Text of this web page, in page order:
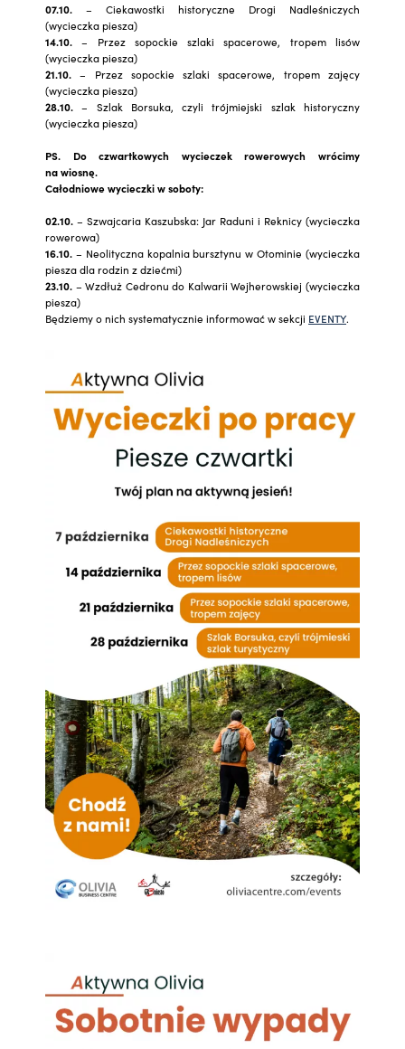
07.10. – Ciekawostki historyczne Drogi Nadleśniczych
(wycieczka piesza)
14.10.– Przez sopockie szlaki spacerowe, tropem lisów
(wycieczka piesza)
21.10.– Przez sopockie szlaki spacerowe, tropem zajęcy
(wycieczka piesza)
28.10.– Szlak Borsuka, czyli trójmiejski szlak historyczny
(wycieczka piesza)
PS. Do czwartkowych wycieczek rowerowych wrócimy
na wiosnę.
Całodniowe wycieczki w soboty:
02.10. – Szwajcaria Kaszubska: Jar Raduni i Reknicy (wycieczka
rowerowa)
16.10. – Neolityczna kopalnia bursztynu w Otominie (wycieczka
piesza dla rodzin z dziećmi)
23.10. – Wzdłuż Cedronu do Kalwarii Wejherowskiej (wycieczka
piesza)
Będziemy o nich systematycznie informować w sekcji EVENTY.